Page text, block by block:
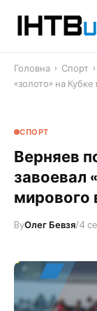
Головна › Спорт ›
«золото» на
СПОРТ
Верняев
завоевал
мирового
ByОлег Бевзя/4